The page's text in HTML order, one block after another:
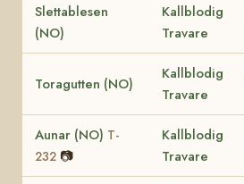
Slettablesen
(NO)
Kallblodig
Travare
Toragutten (NO)
Kallblodig
Travare
Aunar (NO) T-
232 📷
Kallblodig
Travare